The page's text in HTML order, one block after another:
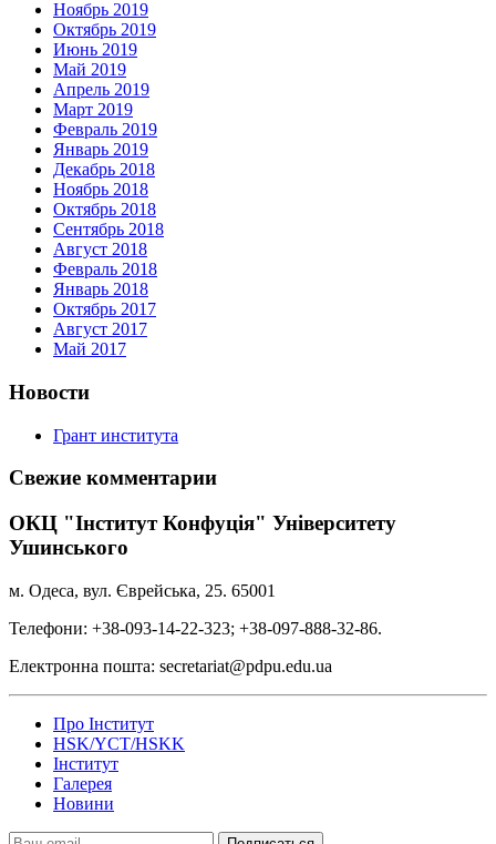
Ноябрь 2019
Октябрь 2019
Июнь 2019
Май 2019
Апрель 2019
Март 2019
Февраль 2019
Январь 2019
Декабрь 2018
Ноябрь 2018
Октябрь 2018
Сентябрь 2018
Август 2018
Февраль 2018
Январь 2018
Октябрь 2017
Август 2017
Май 2017
Новости
Грант института
Свежие комментарии
ОКЦ "Інститут Конфуція" Університету
Ушинського
м. Одеса, вул. Єврейська, 25. 65001
Телефони: +38-093-14-22-323; +38-097-888-32-86.
Електронна пошта: secretariat@pdpu.edu.ua
Про Інститут
HSK/YCT/HSKK
Інститут
Галерея
Новини